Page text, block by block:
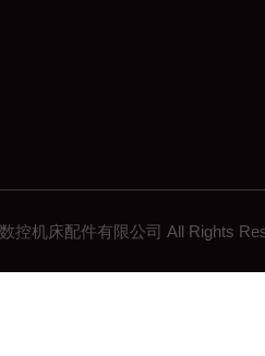
控机床配件有限公司 All Rights